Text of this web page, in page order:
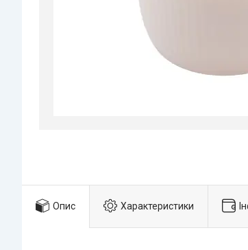
Опис Характеристики